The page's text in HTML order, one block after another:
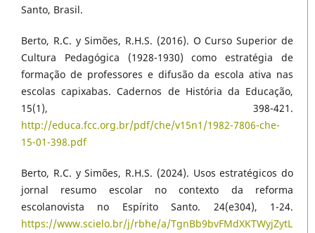
Santo, Brasil.
Berto, R.C. y Simões, R.H.S. (2016). O Curso Superior de
Cultura Pedagógica (1928-1930) como estratégia de
formação de professores e difusão da escola ativa nas
escolas capixabas. Cadernos de História da Educação,
15(1), 398-421.
http://educa.fcc.org.br/pdf/che/v15n1/1982-7806-che-
15-01-398.pdf
Berto, R.C. y Simões, R.H.S. (2024). Usos estratégicos do
jornal resumo escolar no contexto da reforma
escolanovista no Espírito Santo. 24(e304), 1-24.
https://www.scielo.br/j/rbhe/a/TgnBb9bvFMdXKTWyjZytL